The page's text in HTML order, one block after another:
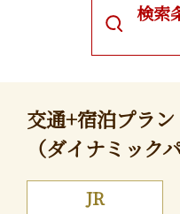
検索
交通+宿泊プラン
（ダイナミック
JR